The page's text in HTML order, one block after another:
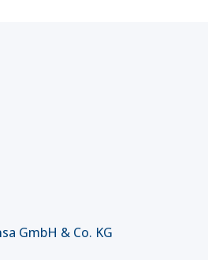
GmbH & Co. KG